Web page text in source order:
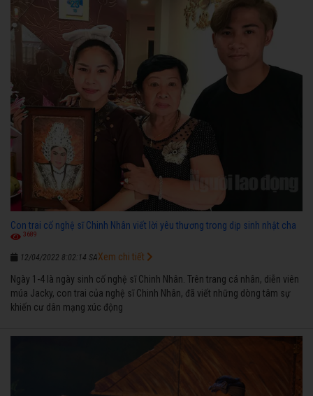
Con trai cố nghệ sĩ Chinh Nhân viết lời yêu thương trong dịp sinh nhật cha
3689
12/04/2022 8:02:14 SA
Ngày 1-4 là ngày sinh cố nghệ sĩ Chinh Nhân. Trên trang cá nhân, diễn viên
múa Jacky, con trai của nghệ sĩ Chinh Nhân, đã viết những dòng tâm sự
khiến cư dân mạng xúc động
Xem chi tiết